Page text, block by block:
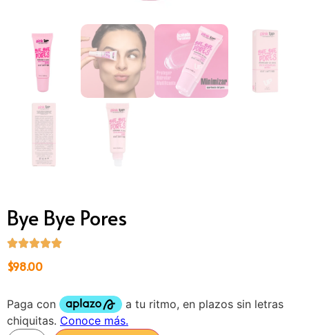
Bye Bye Pores
$98.00